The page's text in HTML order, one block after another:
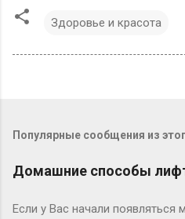
Здоровье и красота
Популярные сообщения из
Домашние способы
Если у Вас начали